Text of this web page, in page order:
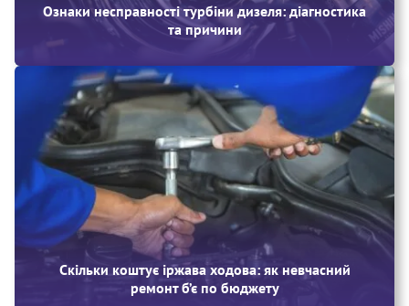
Ознаки несправності турбіни дизеля: діагностика
та причини
Скільки коштує іржава ходова: як невчасний
ремонт б’є по бюджету